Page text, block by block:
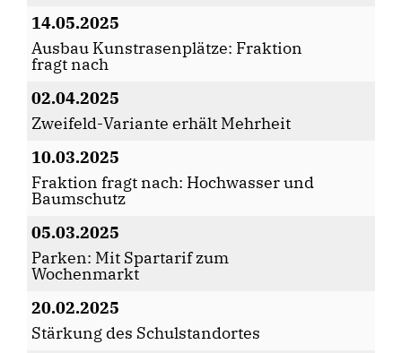
14.05.2025
Ausbau Kunstrasenplätze: Fraktion
fragt nach
02.04.2025
Zweifeld-Variante erhält Mehrheit
10.03.2025
Fraktion fragt nach: Hochwasser und
Baumschutz
05.03.2025
Parken: Mit Spartarif zum
Wochenmarkt
20.02.2025
Stärkung des Schulstandortes